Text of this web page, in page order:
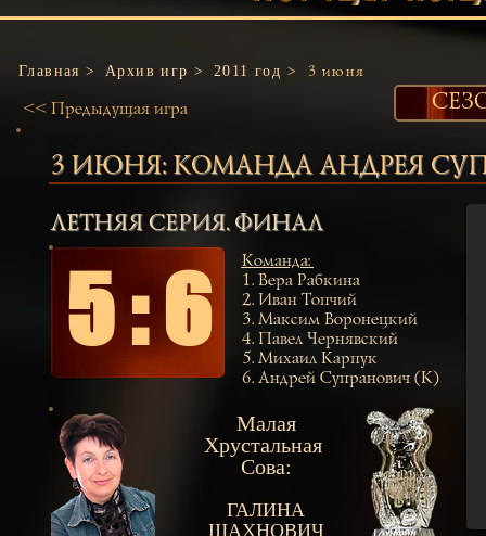
Главная > Архив игр > 2011 год > 3 июня
<< Предыдущая игра
3 ИЮНЯ: КОМАНДА АНДРЕЯ
ЛЕТНЯЯ СЕРИЯ. ФИНАЛ
5 : 6 Команда:
1. Вера Рабкина
2. Иван Топчий
3. Максим Воронецкий
4. Павел Чернявский
5. Михаил Карпук
6. Андрей Супранович (К)
Малая
Хрустальная
Сова:
ГАЛИНА
ШАХНОВИЧ